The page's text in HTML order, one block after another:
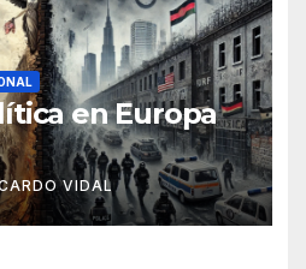
en Europa
VIDAL